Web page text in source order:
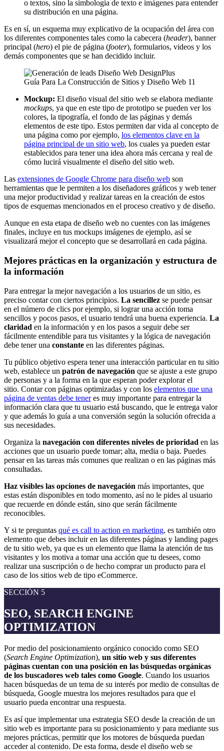
o textos, sino la simbología de texto e imágenes para entender
su distribución en una página.
Es en sí, un esquema muy explicativo de la ocupación del área con
los diferentes componentes tales como la cabecera (header), banner
principal (hero) el pie de página (footer), formularios, videos y los
demás componentes que se han decidido incluir.
Guía Para La Construcción de Sitios y Diseño Web 11
Mockup: El diseño visual del sitio web se elabora mediante
mockups, ya que en este tipo de prototipo se pueden ver los
colores, la tipografía, el fondo de las páginas y demás
elementos de este tipo. Estos permiten dar vida al concepto de
una página como por ejemplo, los elementos clave en la
página principal de un sitio web, los cuales ya pueden estar
establecidos para tener una idea ahora más cercana y real de
cómo lucirá visualmente el diseño del sitio web.
Las extensiones de Google Chrome para diseño web son
herramientas que le permiten a los diseñadores gráficos y web tener
una mejor productividad y realizar tareas en la creación de estos
tipos de esquemas mencionados en el proceso creativo y de diseño.
Aunque en esta etapa de diseño web no cuentes con las imágenes
finales, incluye en tus mockups imágenes de ejemplo, así se
visualizará mejor el concepto que se desarrollará en cada página.
Mejores prácticas en la organización y estructura de
la información
Para entregar la mejor navegación a los usuarios de un sitio, es
preciso contar con ciertos principios. La sencillez se puede pensar
en el número de clics por ejemplo, si lograr una acción toma
sencillos y pocos pasos, el usuario tendrá una buena experiencia. La
claridad en la información y en los pasos a seguir debe ser
fácilmente entendible para tus visitantes y la lógica de navegación
debe tener una constante en las diferentes páginas.
Tu público objetivo espera tener una interacción particular en tu sitio
web, establece un patrón de navegación que se ajuste a este grupo
de personas y a la forma en la que esperan poder explorar el
sitio. Contar con páginas optimizadas y con los elementos que una
página de ventas debe teneres muy importante para entregar la
información clara que tu usuario está buscando, que le entrega valor
y que además lo guía a una conversión según la solución ofrecida a
sus necesidades.
Organiza la navegación con diferentes niveles de prioridad en las
acciones que un usuario puede tomar; alta, media o baja. Puedes
pensar en las tareas más comunes que realizan o en las páginas más
consultadas.
Haz visibles las opciones de navegación más importantes, que
estas están disponibles en todo momento, así no le pides al usuario
que recuerde en dónde están, sino que serán fácilmente
reconocibles.
Y si te preguntas qué es call to action en marketing, es también otro
elemento que debes incluir en las diferentes páginas y landing pages
de tu sitio web, ya que es un elemento que llama la atención de tus
visitantes y los motiva a tomar una acción que tu desees, como
realizar una suscripción o de hecho comprar un producto para el
caso de los sitios web de tipo eCommerce.
SECCIÓN 5
SEO, SEARCH ENGINE
OPTIMIZATION
Por medio del posicionamiento orgánico conocido como SEO
(Search Engine Optimization), un sitio web y sus diferentes
páginas cuentan con una posición en las búsquedas orgánicas
de los buscadores web tales como Google. Cuando los usuarios
hacen búsquedas de un tema de su interés por medio de consultas de
búsqueda, Google muestra los mejores resultados para que el
usuario pueda encontrar una respuesta.
Es así que implementar una estrategia SEO desde la creación de un
sitio web es importante para su posicionamiento y para mediante sus
mejores prácticas, permitir que los motores de búsqueda puedan
acceder al contenido. De esta forma, desde el diseño web se